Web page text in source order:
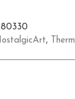
80330
,